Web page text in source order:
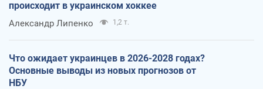
происходит в украинском хоккее
Александр Липенко 1,2 т.
Что ожидает украинцев в 2026-2028 годах?
Основные выводы из новых прогнозов от
НБУ